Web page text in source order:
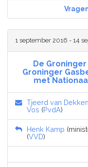
1 september 2016 - 14
De
Groninger
met
Tjeerd van Dekken
Vos (PvdA)
Henk Kamp
(VVD)